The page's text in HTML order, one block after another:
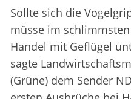
Sollte sich die
müsse im
Handel mit Geflügel
sagte
(Grüne) dem Sender